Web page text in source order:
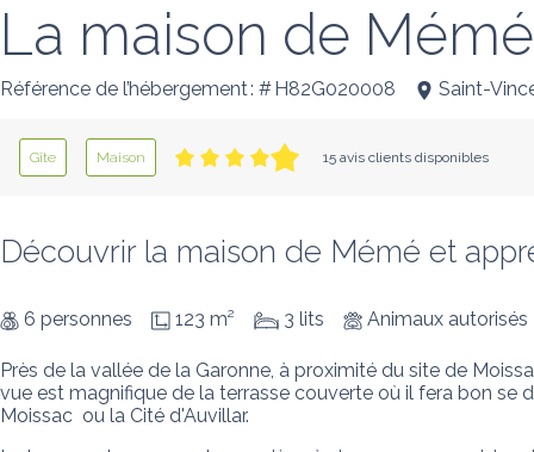
La maison de Mémé
Référence de l’hébergement : # H82G020008 Saint-
Gîte Maison 15 avis clients disponibles
Découvrir la maison de Mémé et
6 personnes 123 m² 3 lits Animaux autorisés
Près de la vallée de la Garonne, à proximité du site de
vue est magnifique de la terrasse couverte où il fera bon
Moissac  ou la Cité d'Auvillar.